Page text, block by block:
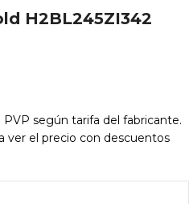
H2BL245ZI342
según tarifa del fabricante.
ver el precio con descuentos